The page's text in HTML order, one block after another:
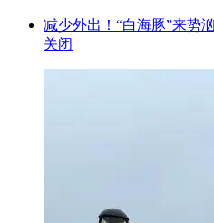
减少外出！“白海豚”来势
关闭